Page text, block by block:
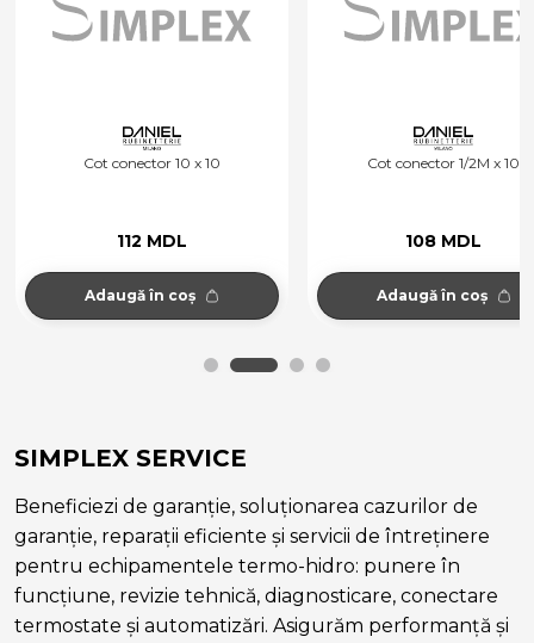
Cot conector 10 x 10
112 MDL
Adaugă în coș
Cot conector 1/2M x 10
108 MDL
Adaugă în coș
SIMPLEX SERVICE
Beneficiezi de garanție, soluționarea cazurilor de
garanție, reparații eficiente și servicii de întreținere
pentru echipamentele termo-hidro: punere în
funcțiune, revizie tehnică, diagnosticare, conectare
termostate și automatizări. Asigurăm performanță și